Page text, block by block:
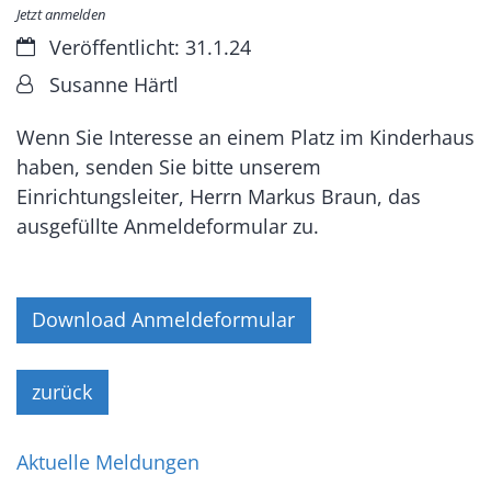
Jetzt anmelden
Datum:Veröffentlicht: 31.1.24
Von:Susanne Härtl
Wenn Sie Interesse an einem Platz im Kinderhaus
haben, senden Sie bitte unserem
Einrichtungsleiter, Herrn Markus Braun, das
ausgefüllte Anmeldeformular zu.
Download Anmeldeformular
zurück
Aktuelle Meldungen